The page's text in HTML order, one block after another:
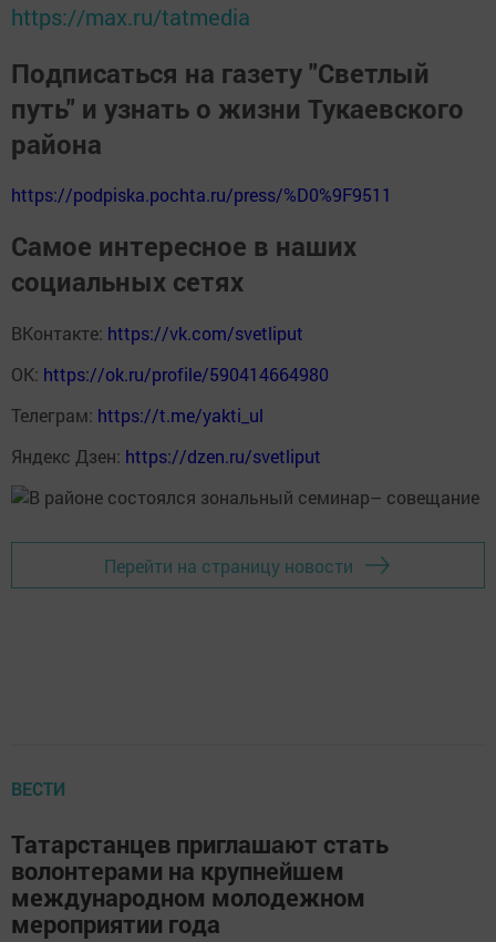
https://max.ru/tatmedia
Подписаться на газету "Светлый
путь" и узнать о жизни Тукаевского
района
https://podpiska.pochta.ru/press/%D0%9F9511
Самое интересное в наших
социальных сетях
ВКонтакте: https://vk.com/svetliput
ОК: https://ok.ru/profile/590414664980
Телеграм: https://t.me/yakti_ul
Яндекс Дзен: https://dzen.ru/svetliput
Перейти на страницу новости
ВЕСТИ
Татарстанцев приглашают стать
волонтерами на крупнейшем
международном молодежном
мероприятии года